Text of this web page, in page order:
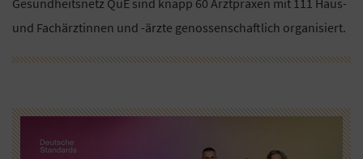
und Fachärztinnen und -ärzte genossenschaftlich organisiert.